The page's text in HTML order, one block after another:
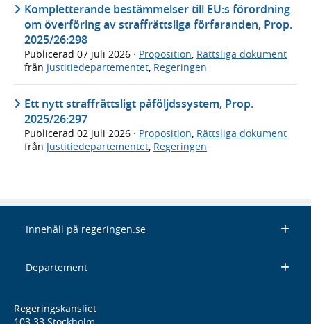
Kompletterande bestämmelser till EU:s förordning
om överföring av straffrättsliga förfaranden, Prop.
2025/26:298
Publicerad 07 juli 2026 · Proposition, Rättsliga dokument
från Justitiedepartementet, Regeringen
Ett nytt straffrättsligt påföljdssystem, Prop.
2025/26:297
Publicerad 02 juli 2026 · Proposition Rättsliga dokument
från Justitiedepartementet Regeringen
Innehåll på regeringen.se
Departement
Regeringskansliet